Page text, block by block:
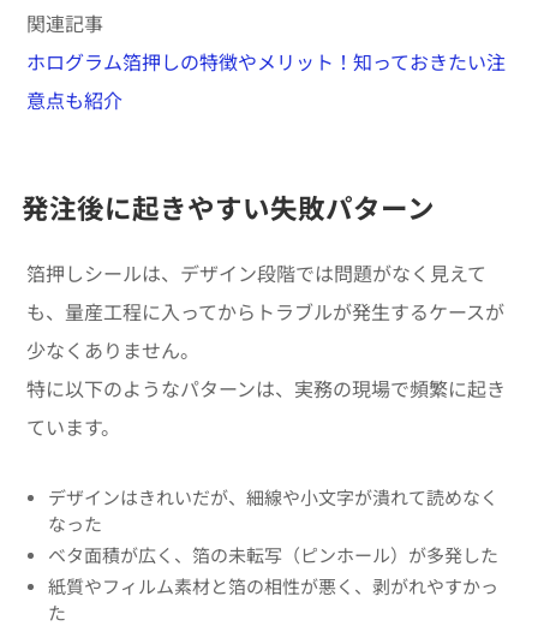
関連記事
ホログラム箔押しの特徴やメリット！知っておきたい注
意点も紹介
発注後に起きやすい失敗パターン
箔押しシールは、デザイン段階では問題がなく見えて
も、量産工程に入ってからトラブルが発生するケースが
少なくありません。
特に以下のようなパターンは、実務の現場で頻繁に起き
ています。
デザインはきれいだが、細線や小文字が潰れて読めなく
なった
ベタ面積が広く、箔の未転写（ピンホール）が多発した
紙質やフィルム素材と箔の相性が悪く、剥がれやすかっ
た